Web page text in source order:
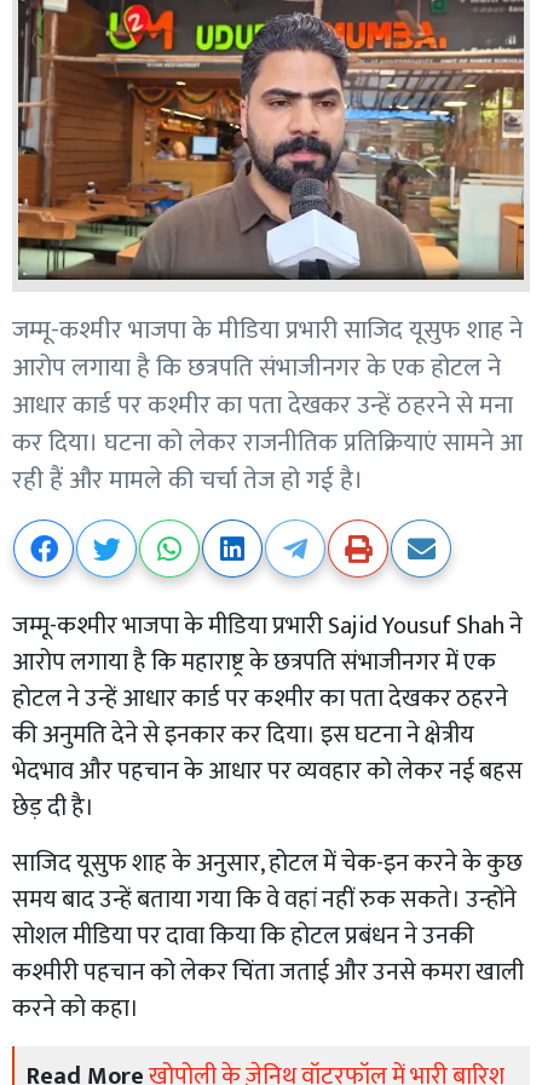
जम्मू-कश्मीर भाजपा के मीडिया प्रभारी साजिद यूसुफ शाह ने
आरोप लगाया है कि छत्रपति संभाजीनगर के एक होटल ने
आधार कार्ड पर कश्मीर का पता देखकर उन्हें ठहरने से मना
कर दिया। घटना को लेकर राजनीतिक प्रतिक्रियाएं सामने आ
रही हैं और मामले की चर्चा तेज हो गई है।
जम्मू-कश्मीर भाजपा के मीडिया प्रभारी Sajid Yousuf Shah ने
आरोप लगाया है कि महाराष्ट्र के छत्रपति संभाजीनगर में एक
होटल ने उन्हें आधार कार्ड पर कश्मीर का पता देखकर ठहरने
की अनुमति देने से इनकार कर दिया। इस घटना ने क्षेत्रीय
भेदभाव और पहचान के आधार पर व्यवहार को लेकर नई बहस
छेड़ दी है।
साजिद यूसुफ शाह के अनुसार, होटल में चेक-इन करने के कुछ
समय बाद उन्हें बताया गया कि वे वहां नहीं रुक सकते। उन्होंने
सोशल मीडिया पर दावा किया कि होटल प्रबंधन ने उनकी
कश्मीरी पहचान को लेकर चिंता जताई और उनसे कमरा खाली
करने को कहा।
Read Moreखोपोली के ज़ेनिथ वॉटरफॉल में भारी बारिश